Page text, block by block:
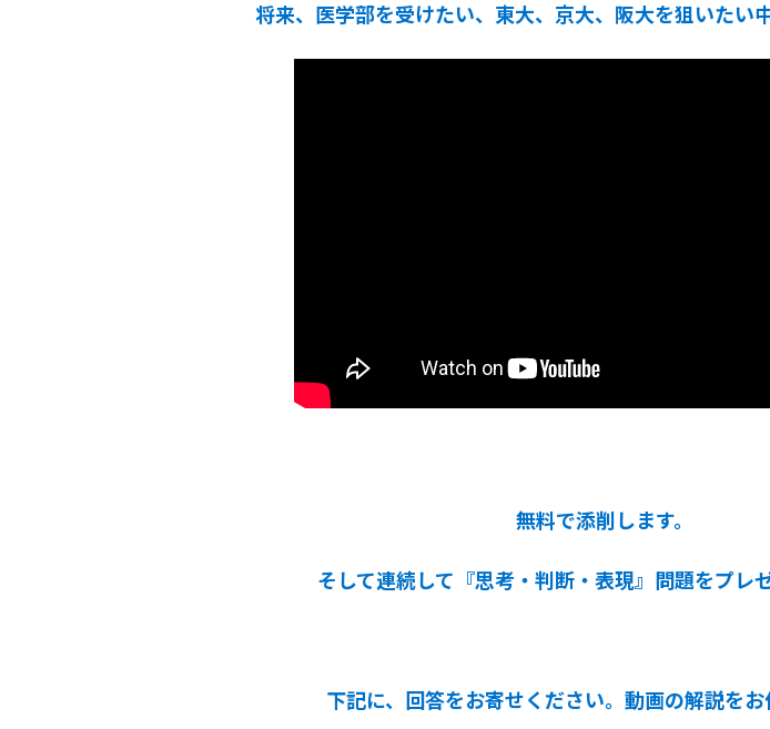
将来、医学部を受けたい、東大、京大、阪大を狙いたい
無料で添削します。
そして連続して『思考・判断・表現』問題をプレ
下記に、回答をお寄せください。動画の解説をお